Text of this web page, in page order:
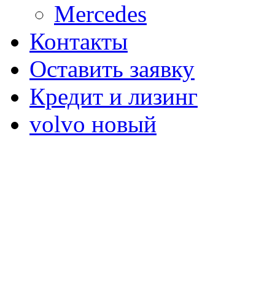
Mercedes
Контакты
Оставить заявку
Кредит и лизинг
volvo новый